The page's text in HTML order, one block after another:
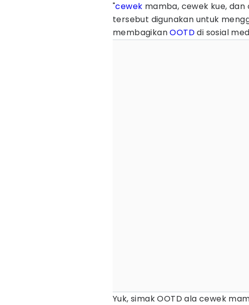
"cewek mamba, cewek kue,
tersebut digunakan untuk
membagikanOOTDdi sosial
Yuk, simak OOTD ala cewek